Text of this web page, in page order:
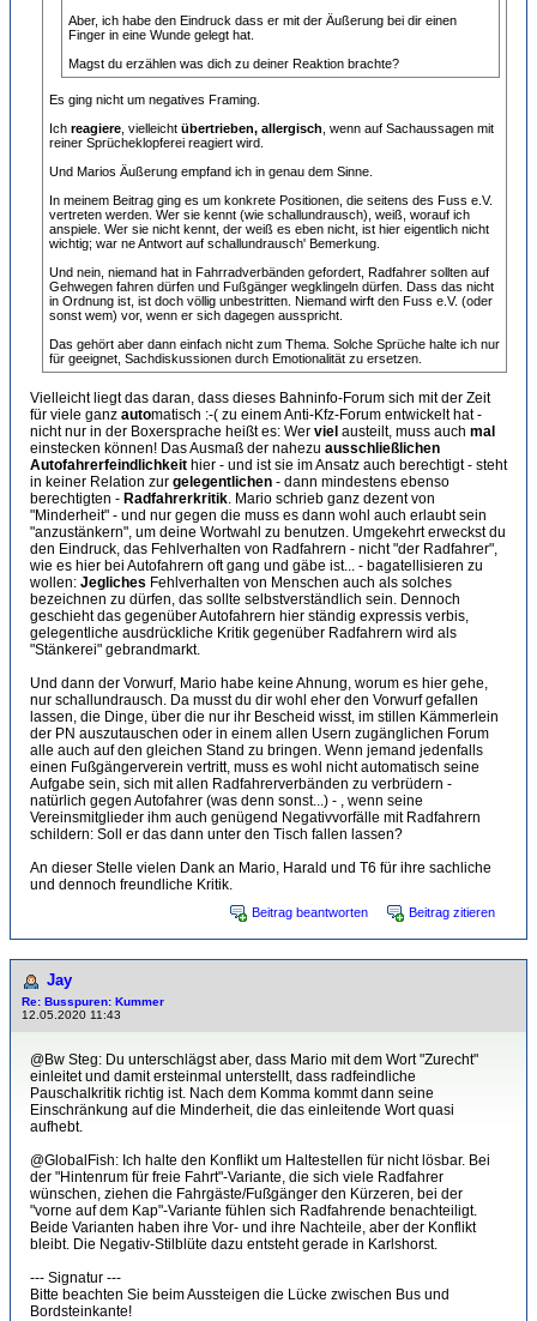
Aber, ich habe den Eindruck dass er mit der Äußerung bei dir einen
Finger in eine Wunde gelegt hat.
Magst du erzählen was dich zu deiner Reaktion brachte?
Es ging nicht um negatives Framing.
Ich reagiere , vielleicht übertrieben, allergisch , wenn auf Sachaussagen mit
reiner Sprücheklopferei reagiert wird.
Und Marios Äußerung empfand ich in genau dem Sinne.
In meinem Beitrag ging es um konkrete Positionen, die seitens des Fuss e.V.
vertreten werden. Wer sie kennt (wie schallundrausch), weiß, worauf ich
anspiele. Wer sie nicht kennt, der weiß es eben nicht, ist hier eigentlich nicht
wichtig; war ne Antwort auf schallundrausch' Bemerkung.
Und nein, niemand hat in Fahrradverbänden gefordert, Radfahrer sollten auf
Gehwegen fahren dürfen und Fußgänger wegklingeln dürfen. Dass das nicht
in Ordnung ist, ist doch völlig unbestritten. Niemand wirft den Fuss e.V. (oder
sonst wem) vor, wenn er sich dagegen ausspricht.
Das gehört aber dann einfach nicht zum Thema. Solche Sprüche halte ich nur
für geeignet, Sachdiskussionen durch Emotionalität zu ersetzen.
Vielleicht liegt das daran, dass dieses Bahninfo-Forum sich mit der Zeit
für viele ganz automatisch :-( zu einem Anti-Kfz-Forum entwickelt hat -
nicht nur in der Boxersprache heißt es: Wer viel austeilt, muss auch mal
einstecken können! Das Ausmaß der nahezu ausschließlichen
Autofahrerfeindlichkeit hier - und ist sie im Ansatz auch berechtigt - steht
in keiner Relation zur gelegentlichen - dann mindestens ebenso
berechtigten - Radfahrerkritik. Mario schrieb ganz dezent von
"Minderheit" - und nur gegen die muss es dann wohl auch erlaubt sein
"anzustänkern", um deine Wortwahl zu benutzen. Umgekehrt erweckst du
den Eindruck, das Fehlverhalten von Radfahrern - nicht "der Radfahrer",
wie es hier bei Autofahrern oft gang und gäbe ist... - bagatellisieren zu
wollen: Jegliches Fehlverhalten von Menschen auch als solches
bezeichnen zu dürfen, das sollte selbstverständlich sein. Dennoch
geschieht das gegenüber Autofahrern hier ständig expressis verbis,
gelegentliche ausdrückliche Kritik gegenüber Radfahrern wird als
"Stänkerei" gebrandmarkt.
Und dann der Vorwurf, Mario habe keine Ahnung, worum es hier gehe,
nur schallundrausch. Da musst du dir wohl eher den Vorwurf gefallen
lassen, die Dinge, über die nur ihr Bescheid wisst, im stillen Kämmerlein
der PN auszutauschen oder in einem allen Usern zugänglichen Forum
alle auch auf den gleichen Stand zu bringen. Wenn jemand jedenfalls
einen Fußgängerverein vertritt, muss es wohl nicht automatisch seine
Aufgabe sein, sich mit allen Radfahrerverbänden zu verbrüdern -
natürlich gegen Autofahrer (was denn sonst...) - , wenn seine
Vereinsmitglieder ihm auch genügend Negativvorfälle mit Radfahrern
schildern: Soll er das dann unter den Tisch fallen lassen?
An dieser Stelle vielen Dank an Mario, Harald und T6 für ihre sachliche
und dennoch freundliche Kritik.
Beitrag beantworten Beitrag zitieren
Jay
Re: Busspuren: Kummer
12.05.2020 11:43
@Bw Steg: Du unterschlägst aber, dass Mario mit dem Wort "Zurecht"
einleitet und damit ersteinmal unterstellt, dass radfeindliche
Pauschalkritik richtig ist. Nach dem Komma kommt dann seine
Einschränkung auf die Minderheit, die das einleitende Wort quasi
aufhebt.
@GlobalFish: Ich halte den Konflikt um Haltestellen für nicht lösbar. Bei
der "Hintenrum für freie Fahrt"-Variante, die sich viele Radfahrer
wünschen, ziehen die Fahrgäste/Fußgänger den Kürzeren, bei der
"vorne auf dem Kap"-Variante fühlen sich Radfahrende benachteiligt.
Beide Varianten haben ihre Vor- und ihre Nachteile, aber der Konflikt
bleibt. Die Negativ-Stilblüte dazu entsteht gerade in Karlshorst.
--- Signatur ---
Bitte beachten Sie beim Aussteigen die Lücke zwischen Bus und
Bordsteinkante!